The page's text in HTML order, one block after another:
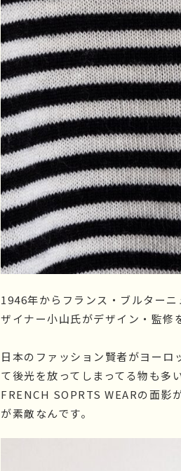
1946年からフランス・ブルター
ザイナー小山氏がデザイン・監修
日本のファッション賢者がヨー
て後光を放ってしまってる物も多
FRENCH SOPRTS WEARの面影
が素敵なんです。